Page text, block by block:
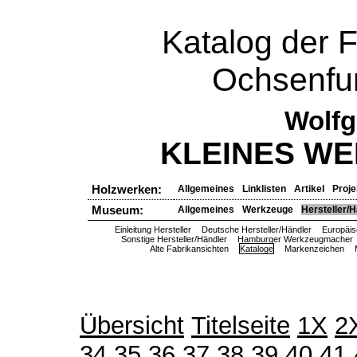
Katalog der
KLEINES
Holzwerken: Allgemeines Linklisten Artikel
Museum: Allgemeines Werkzeuge Hersteller/
Einleitung Hersteller Deutsche Hersteller/Händler
Sonstige Hersteller/Händler
Hamburger Werkzeugmacher
Alte Fabrikansichten
Kataloge Markenzeichen
Übersicht Titelseite 1X